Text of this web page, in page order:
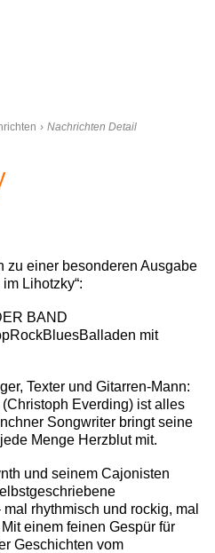
Nachrichten Detail
zu einer besonderen Ausgabe
Lihotzky“:
BAND
mit
Texter und Gitarren-Mann:
Everding) ist alles
Songwriter bringt seine
Menge Herzblut mit.
und seinem Cajonisten
rhythmisch und rockig, mal
einem feinen Gespür für
Geschichten vom